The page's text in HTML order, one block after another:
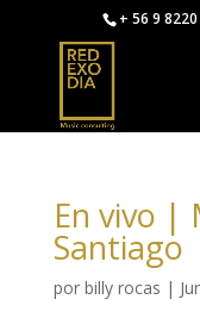
+ 56 9
En vivo |
Santiago
por billy rocas |